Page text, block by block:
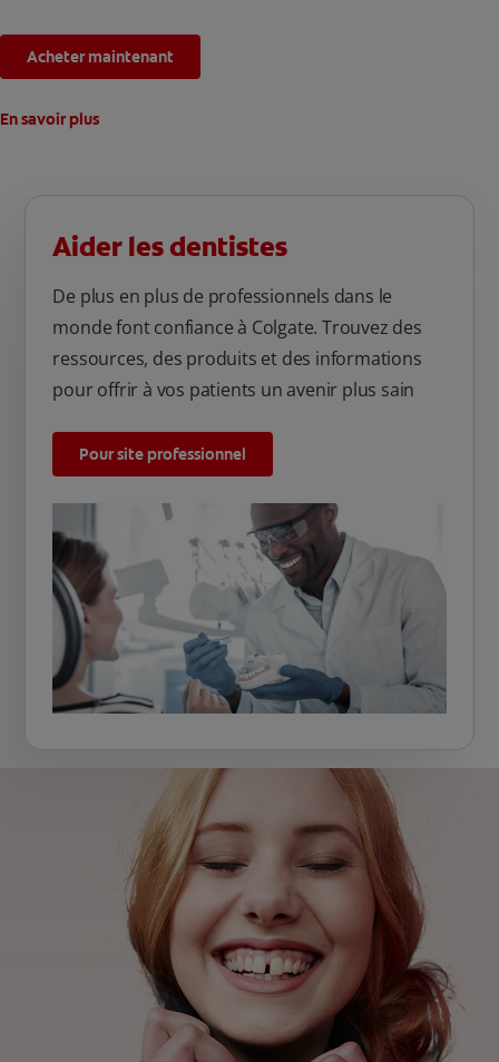
Acheter maintenant
En savoir plus
Aider les dentistes
De plus en plus de professionnels dans le
monde font confiance à Colgate. Trouvez des
ressources, des produits et des informations
pour offrir à vos patients un avenir plus sain
Pour site professionnel